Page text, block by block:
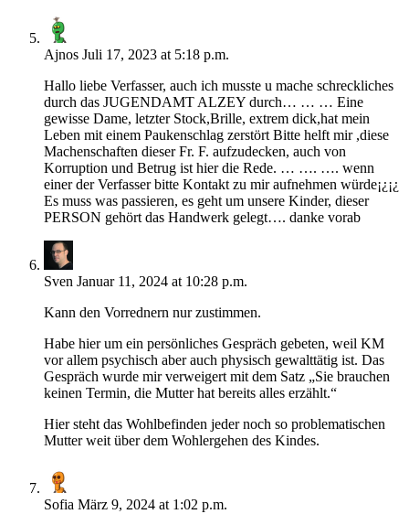
Ajnos Juli 17, 2023 at 5:18 p.m.
Hallo liebe Verfasser, auch ich musste u mache schreckliches
durch das JUGENDAMT ALZEY durch… … … Eine
gewisse Dame, letzter Stock,Brille, extrem dick,hat mein
Leben mit einem Paukenschlag zerstört Bitte helft mir ,diese
Machenschaften dieser Fr. F. aufzudecken, auch von
Korruption und Betrug ist hier die Rede. … …. …. wenn
einer der Verfasser bitte Kontakt zu mir aufnehmen würde¡¿¡¿
Es muss was passieren, es geht um unsere Kinder, dieser
PERSON gehört das Handwerk gelegt…. danke vorab
Sven Januar 11, 2024 at 10:28 p.m.
Kann den Vorrednern nur zustimmen.
Habe hier um ein persönliches Gespräch gebeten, weil KM
vor allem psychisch aber auch physisch gewalttätig ist. Das
Gespräch wurde mir verweigert mit dem Satz „Sie brauchen
keinen Termin, die Mutter hat bereits alles erzählt.“
Hier steht das Wohlbefinden jeder noch so problematischen
Mutter weit über dem Wohlergehen des Kindes.
Sofia März 9, 2024 at 1:02 p.m.